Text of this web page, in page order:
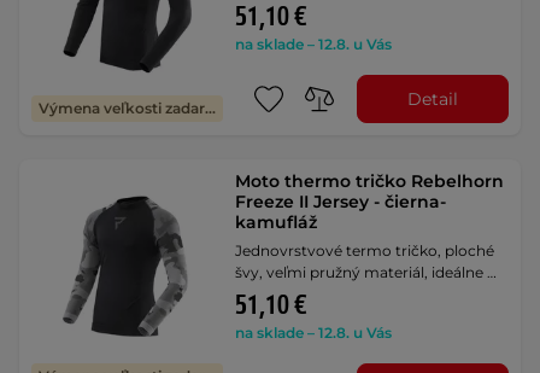
Výmena veľkosti zadarmo
51,10 €
na sklade – 12.8. u Vás
Detail
Moto thermo tričko Rebelhorn
Freeze II Jersey - čierna-
kamufláž
Jednovrstvové termo tričko, ploché
švy, veľmi pružný materiál, ideálne …
51,10 €
na sklade – 12.8. u Vás